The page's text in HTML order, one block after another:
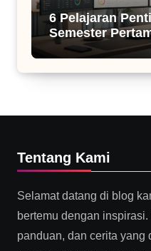
6 Pelajaran
Semester
untuk Bisnis
Tentang Kami
Selamat datang di blog
bertemu dengan
panduan, dan cerita yang